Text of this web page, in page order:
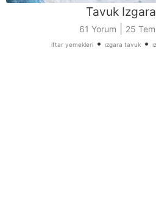
Tavuk
61 Yorum 25
iftar yemekleri • ızgara tavuk •